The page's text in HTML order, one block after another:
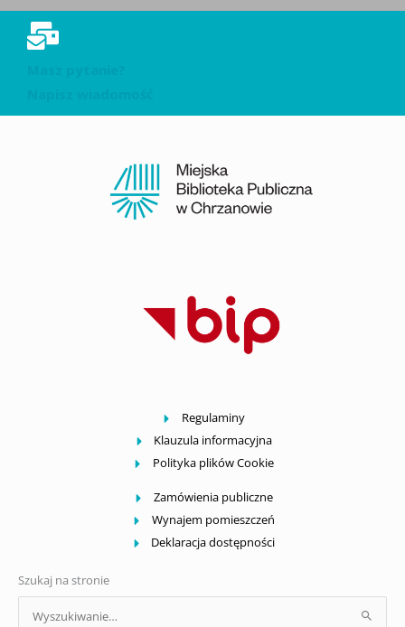
Regulaminy
Klauzula informacyjna
Polityka plików Cookie
Zamówienia publiczne
Wynajem pomieszczeń
Deklaracja dostępności
Szukaj na stronie
Szukaj